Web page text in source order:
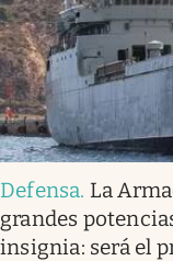
Defensa. La
grandes
insignia: será el